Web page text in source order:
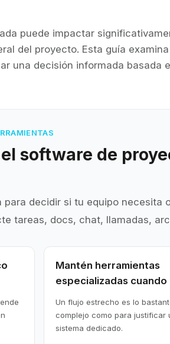
puede impactar
del proyecto. Esta guía
una decisión informada basada
software de
para decidir si tu equipo necesita
tareas, docs, chat, llamadas,
Mantén herramientas
especializadas cuando
Un flujo estrecho es lo
complejo como para justificar
sistema dedicado.